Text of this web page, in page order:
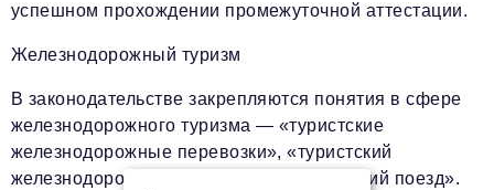
успешном прохождении промежуточной аттестации.
Железнодорожный туризм
В законодательстве закрепляются понятия в сфере
железнодорожного туризма — «туристские
железнодорожные перевозки», «туристский
железнодорожный маршрут» и «туристский поезд».